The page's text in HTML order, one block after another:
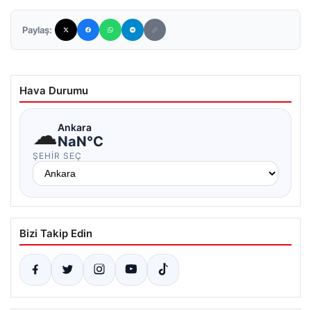
Paylaş:
Hava Durumu
☁Ankara
NaN°C
ŞEHIR SEÇ
Bizi Takip Edin